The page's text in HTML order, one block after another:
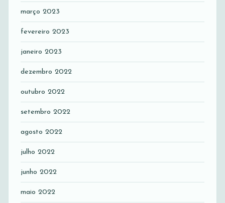
março 2023
fevereiro 2023
janeiro 2023
dezembro 2022
outubro 2022
setembro 2022
agosto 2022
julho 2022
junho 2022
maio 2022